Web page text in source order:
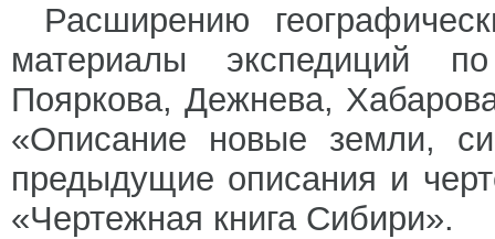
Расширению
материалы экспедиций
Пояркова, Дежнева,
«Описание новые земли,
предыдущие описания и
«Чертежная книга Сибири».